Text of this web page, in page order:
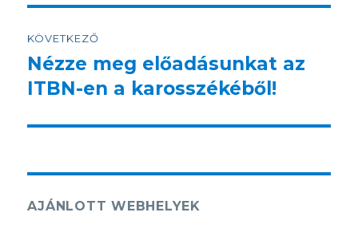
KÖVETKEZŐ
Következő
bejegyzés:
Nézze meg előadásunkat az
ITBN-en a karosszékéből!
AJÁNLOTT WEBHELYEK